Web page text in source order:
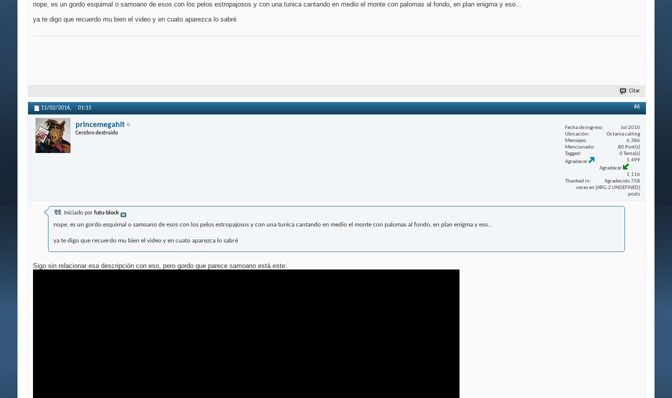
nope, es un gordo esquimal o samoano de esos con los pelos estropajosos y con una tunica cantando en medio el monte con palomas al fondo, en plan enigma y eso...
ya te digo que recuerdo mu bien el video y en cuato aparezca lo sabré
Citar
11/02/2016, 01:15 #6
princemegahit
Cerebro destruido
Fecha de ingreso
Jul 2010
Ubicación
Octania calling
Mensajes
6,386
Mencionado
80 Post(s)
Tagged
0 Tema(s)
Agradecer
1,499
Agradecer
1,116
Thanked in
Agradecido 758
veces en [ARG:2 UNDEFINED]
posts
Iniciado por futu-block
nope, es un gordo esquimal o samoano de esos con los pelos estropajosos y con una tunica cantando en medio el monte con palomas al fondo, en plan enigma y eso...
ya te digo que recuerdo mu bien el video y en cuato aparezca lo sabré
Sigo sin relacionar esa descripción con eso, pero gordo que parece samoano está este: